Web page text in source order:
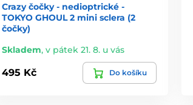
Crazy čočky - nedioptrické -
TOKYO GHOUL 2 mini sclera (2
čočky)
Skladem, v pátek 21. 8. u vás
495 Kč Do košíku